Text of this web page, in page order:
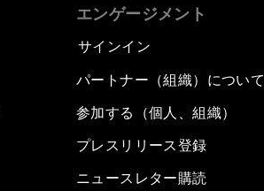
エンゲージメント
サインイン
パートナー（組織）について
参加する（個人、組織）
プレスリリース登録
ニュースレター購読